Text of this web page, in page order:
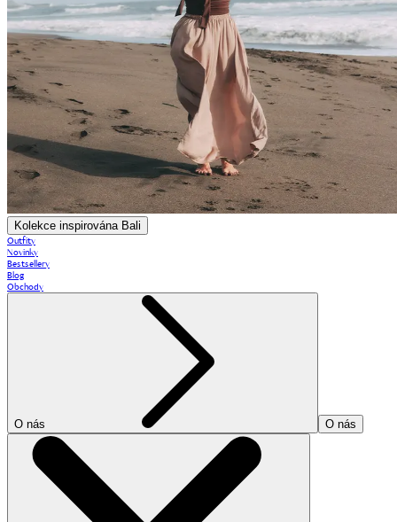
Kolekce inspirována Bali
Outfity
Novinky
Bestsellery
Blog
Obchody
O nás O nás